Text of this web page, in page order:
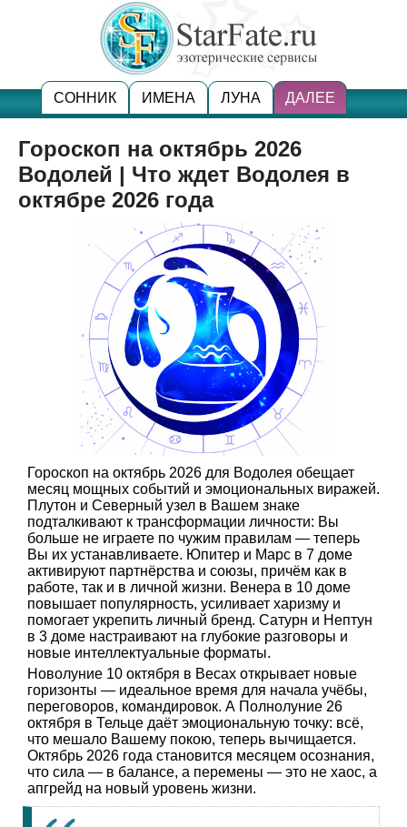
СОННИК ИМЕНА ЛУНА ДАЛЕЕ
Гороскоп на октябрь 2026
Водолей | Что ждет Водолея в
октябре 2026 года
Гороскоп на октябрь 2026 для Водолея обещает
месяц мощных событий и эмоциональных виражей.
Плутон и Северный узел в Вашем знаке
подталкивают к трансформации личности: Вы
больше не играете по чужим правилам — теперь
Вы их устанавливаете. Юпитер и Марс в 7 доме
активируют партнёрства и союзы, причём как в
работе, так и в личной жизни. Венера в 10 доме
повышает популярность, усиливает харизму и
помогает укрепить личный бренд. Сатурн и Нептун
в 3 доме настраивают на глубокие разговоры и
новые интеллектуальные форматы.
Новолуние 10 октября в Весах открывает новые
горизонты — идеальное время для начала учёбы,
переговоров, командировок. А Полнолуние 26
октября в Тельце даёт эмоциональную точку: всё,
что мешало Вашему покою, теперь вычищается.
Октябрь 2026 года становится месяцем осознания,
что сила — в балансе, а перемены — это не хаос, а
апгрейд на новый уровень жизни.